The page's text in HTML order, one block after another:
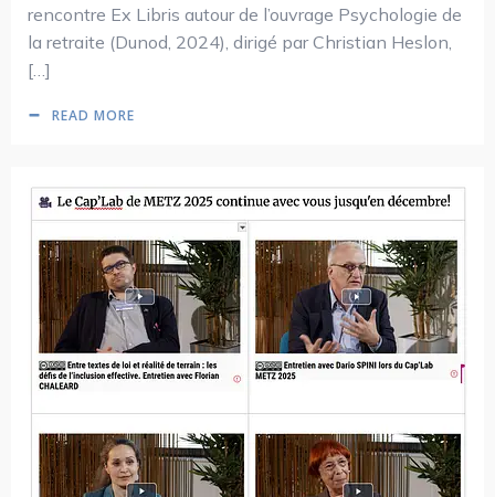
rencontre Ex Libris autour de l’ouvrage Psychologie de
la retraite (Dunod, 2024), dirigé par Christian Heslon,
[…]
READ MORE